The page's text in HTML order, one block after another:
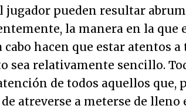
jugador pueden resultar
la manera en la que
cabo hacen que estar atentos
sea relativamente sencillo.
de todos aquellos que,
atreverse a meterse de lleno